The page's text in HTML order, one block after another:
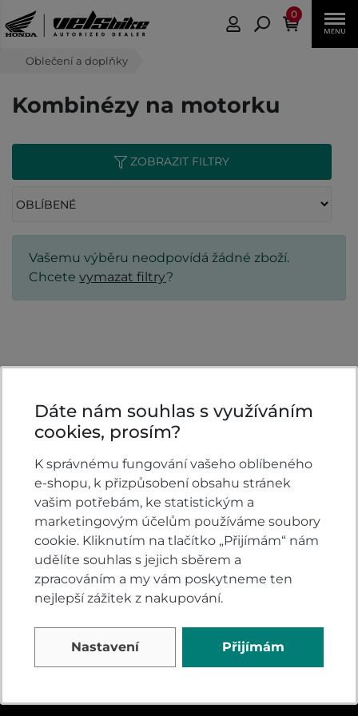
0
Oblečení a doplňky
Kombinézy na motorku
ZOBRAZIT FILTRY
Vašemu výběru neodpovídá žádné zboží.
Chcete vymazat filtry?
KONTAKTY
VELSBIKE s.r.o.
Jinačovice 513
Jinačovice u Brna
všední dny 8:00-17:00
honda@velsbike.cz
Dáte nám souhlas s využíváním
cookies, prosím?
K správnému fungování vašeho oblíbeného
e-shopu, k přizpůsobení obsahu stránek
vašim potřebám, ke statistickým a
marketingovým účelům používáme soubory
cookie. Kliknutím na tlačítko „Přijímám“ nám
udělíte souhlas s jejich sběrem a
zpracováním a my vám poskytneme ten
nejlepší zážitek z nakupování.
Nastavení Přijímám